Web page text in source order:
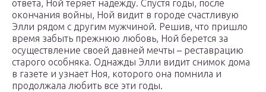
ответа, Ной теряет надежду. Спустя годы, после
окончания войны, Ной видит в городе счастливую
Элли рядом с другим мужчиной. Решив, что пришло
время забыть прежнюю любовь, Ной берется за
осуществление своей давней мечты – реставрацию
старого особняка. Однажды Элли видит снимок дома
в газете и узнает Ноя, которого она помнила и
продолжала любить все эти годы.